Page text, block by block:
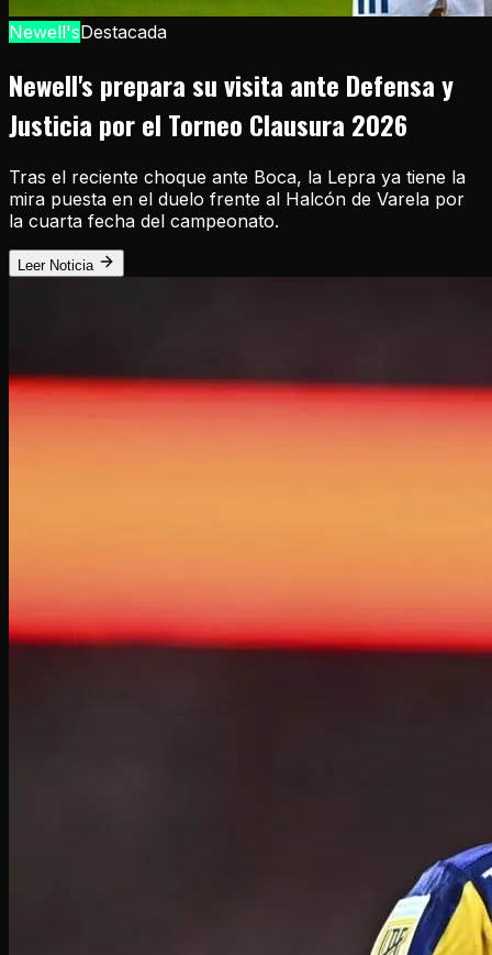
Newell'sDestacada
Newell's prepara su visita ante Defensa y
Justicia por el Torneo Clausura 2026
Tras el reciente choque ante Boca, la Lepra ya tiene la
mira puesta en el duelo frente al Halcón de Varela por
la cuarta fecha del campeonato.
Leer Noticia